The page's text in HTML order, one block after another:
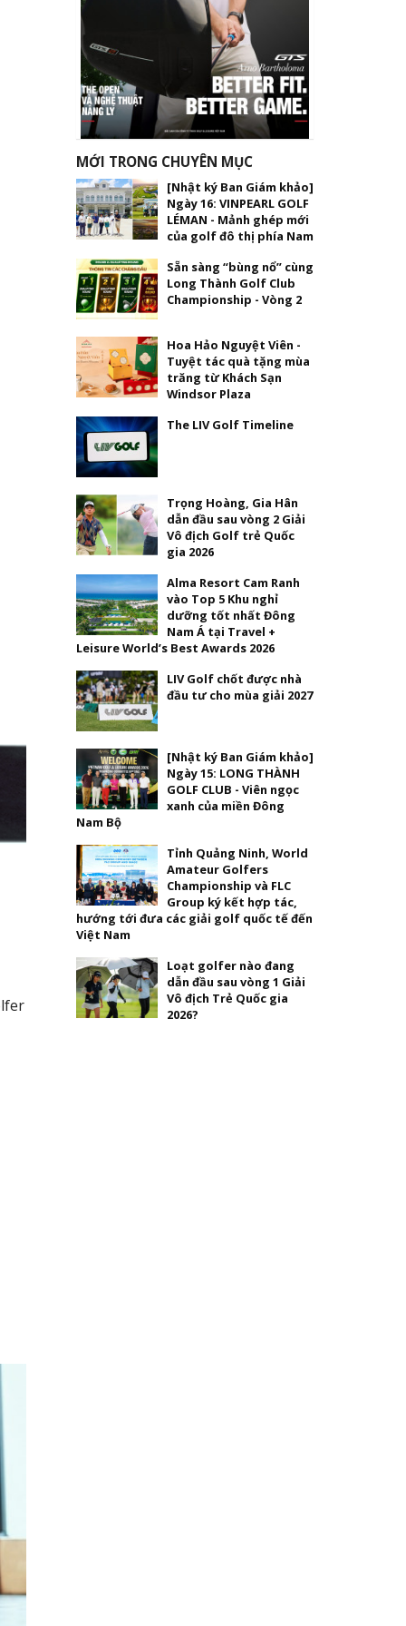
MỚI TRONG CHUYÊN MỤC
[Nhật ký Ban Giám khảo]
Ngày 16: VINPEARL GOLF
LÉMAN - Mảnh ghép mới
của golf đô thị phía Nam
Sẵn sàng “bùng nổ” cùng
Long Thành Golf Club
Championship - Vòng 2
Hoa Hảo Nguyệt Viên -
Tuyệt tác quà tặng mùa
trăng từ Khách Sạn
Windsor Plaza
The LIV Golf Timeline
Trọng Hoàng, Gia Hân
dẫn đầu sau vòng 2 Giải
Vô địch Golf trẻ Quốc
gia 2026
Alma Resort Cam Ranh
vào Top 5 Khu nghỉ
dưỡng tốt nhất Đông
Nam Á tại Travel +
Leisure World’s Best Awards 2026
LIV Golf chốt được nhà
đầu tư cho mùa giải 2027
[Nhật ký Ban Giám khảo]
Ngày 15: LONG THÀNH
GOLF CLUB - Viên ngọc
xanh của miền Đông
Nam Bộ
Tỉnh Quảng Ninh, World
Amateur Golfers
Championship và FLC
Group ký kết hợp tác,
hướng tới đưa các giải golf quốc tế đến
Việt Nam
Loạt golfer nào đang
dẫn đầu sau vòng 1 Giải
Vô địch Trẻ Quốc gia
2026?